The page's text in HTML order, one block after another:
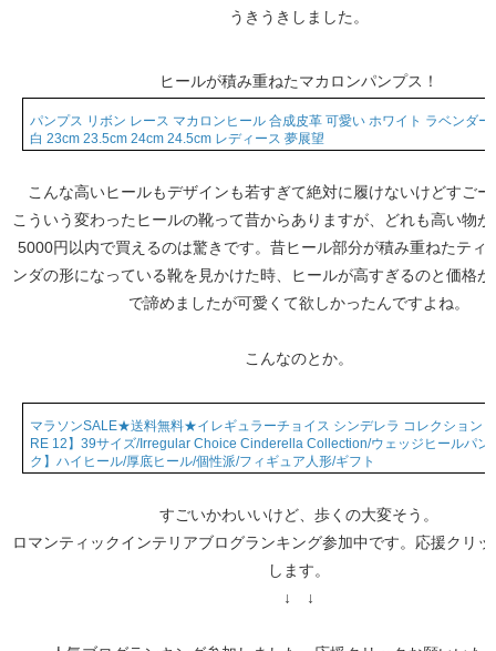
うきうきしました。
ヒールが積み重ねたマカロンパンプス！
パンプス リボン レース マカロンヒール 合成皮革 可愛い ホワイト ラベンダー
白 23cm 23.5cm 24cm 24.5cm レディース 夢展望
こんな高いヒールもデザインも若すぎて絶対に履けないけどすご
こういう変わったヒールの靴って昔からありますが、どれも高い物
5000円以内で買えるのは驚きです。昔ヒール部分が積み重ねたティ
ンダの形になっている靴を見かけた時、ヒールが高すぎるのと価格
で諦めましたが可愛くて欲しかったんですよね。
こんなのとか。
マラソンSALE★送料無料★イレギュラーチョイス シンデレラ コレクション
RE 12】39サイズ/Irregular Choice Cinderella Collection/ウェッジヒールパン
ク】ハイヒール/厚底ヒール/個性派/フィギュア人形/ギフト
すごいかわいいけど、歩くの大変そう。
ロマンティックインテリアブログランキング参加中です。応援クリ
します。
↓ ↓